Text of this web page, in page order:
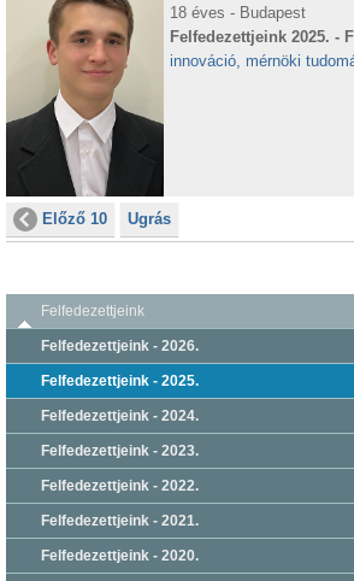
18 éves - Budapest
Felfedezettjeink 2025. -
innováció, mérnöki
Előző 10 Ugrás
Felfedezettjeink
Felfedezettjeink - 2026.
Felfedezettjeink - 2025.
Felfedezettjeink - 2024.
Felfedezettjeink - 2023.
Felfedezettjeink - 2022.
Felfedezettjeink - 2021.
Felfedezettjeink - 2020.